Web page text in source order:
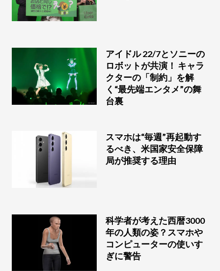
アイドル 22/7とソニーの
ロボットが共演！ キャラ
クターの「制約」を解
く“最先端エンタメ”の舞
台裏
スマホは“毎週”再起動す
るべき、米国家安全保障
局が推奨する理由
科学者が考えた西暦3000
年の人類の姿？スマホや
コンピューターの使いす
ぎに警告